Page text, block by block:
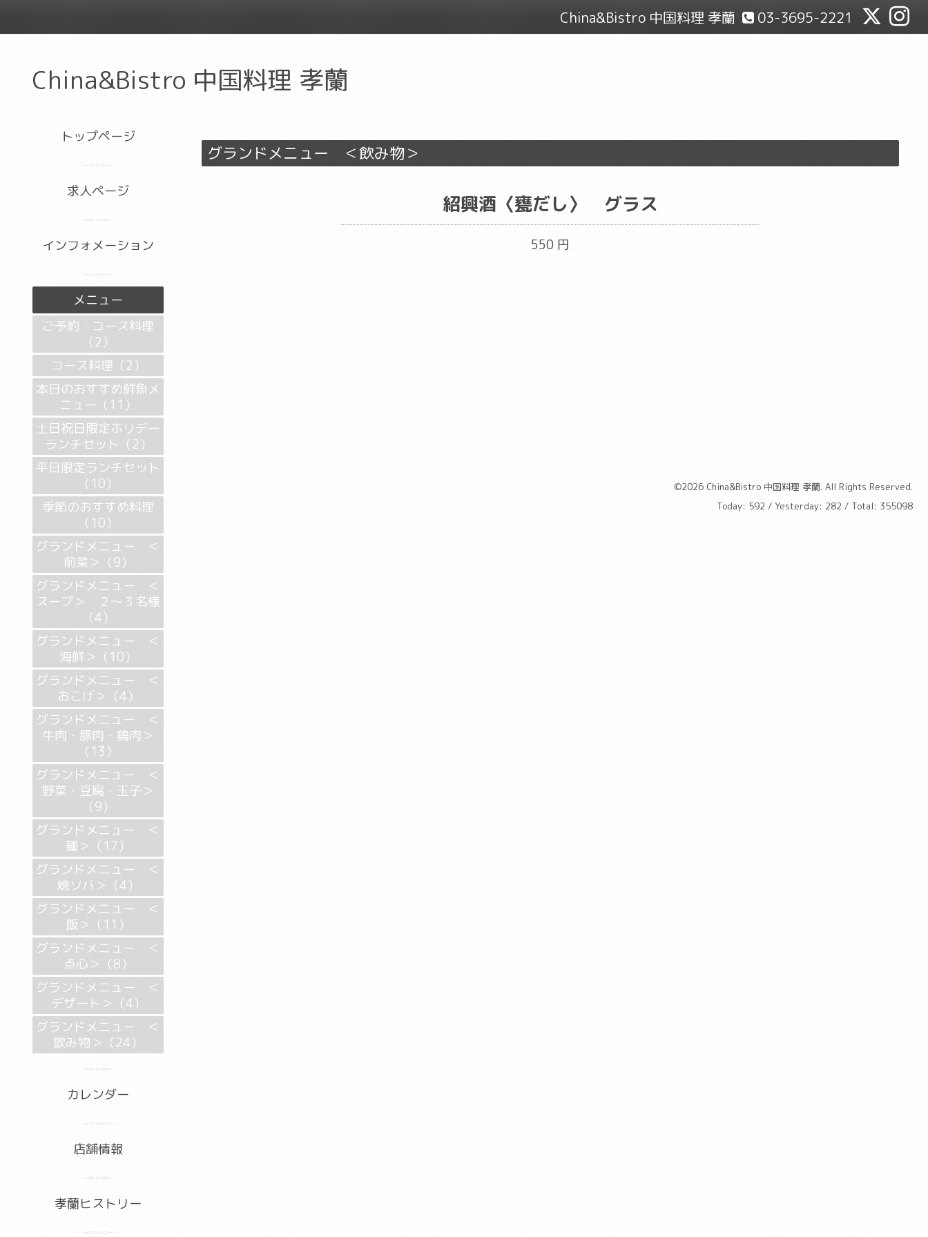
03-3695-2221
China&Bistro 中国料理 孝蘭
China&Bistro 中国料理 孝蘭
グランドメニュー ＜飲み物＞
紹興酒〈甕だし〉 グラス
550 円
©2026 China&Bistro 中国料理 孝蘭. All Rights Reserved.
Today: 592 / Yesterday: 282 / Total: 355098
トップページ
求人ページ
インフォメーション
メニュー
ご予約・コース料理
（2）
コース料理（2）
本日のおすすめ鮮魚メ
ニュー（11）
土日祝日限定ホリデー
ランチセット（2）
平日限定ランチセット
（10）
季節のおすすめ料理
（10）
グランドメニュー ＜
前菜＞（9）
グランドメニュー ＜
スープ＞ ２～３名様
（4）
グランドメニュー ＜
海鮮＞（10）
グランドメニュー ＜
おこげ＞（4）
グランドメニュー ＜
牛肉・豚肉・鶏肉＞
（13）
グランドメニュー ＜
野菜・豆腐・玉子＞
（9）
グランドメニュー ＜
麺＞（17）
グランドメニュー ＜
焼ソバ＞（4）
グランドメニュー ＜
飯＞（11）
グランドメニュー ＜
点心＞（8）
グランドメニュー ＜
デザート＞（4）
グランドメニュー ＜
飲み物＞（24）
カレンダー
店舗情報
孝蘭ヒストリー